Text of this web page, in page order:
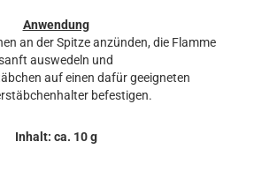
Anwendung
an der Spitze anzünden, die Flamme
auswedeln und
auf einen dafür geeigneten
befestigen.
Inhalt: ca. 10 g